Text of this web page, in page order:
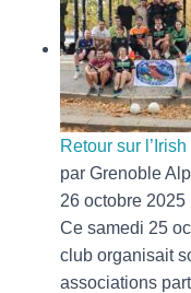
Retour sur
par Grenoble
26 octobre 2025
Ce samedi 25
club organisait
associations